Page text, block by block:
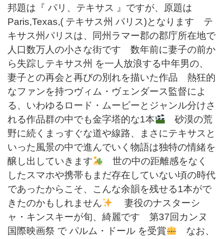
邦題は『 パリ、テキサス 』ですが、原題は
Paris,Texas,( テキサス州 パリス)となります テ
キサス州パリスは、同州ラマー郡の郡庁所在地で
人口数万人の小さな街です 数年前に妻子の前か
ら失踪しテキサス州 を一人放浪する中年男の、
妻子との再会と再びの別れを描いた作品 熱狂的
なファンを持つヴィム・ヴェンダース監督によ
る、いわゆるロード・ムービーとジャンル分けさ
れる作品群の中でも金字塔的な1本
砂漠の荒
野に続くまっすぐな道や線路、まさにテキサスと
いった風景の中で進んでいく物語は独特の情緒を
醸し出していきます
世の中の距離感をなく
したスマホや携帯もまだ存在していない頃の時代
であったからこそ、こんな余韻を残せる1本がで
きたのかもしれません
妻役のナスターシ
ャ・キンスキーが旬、綺麗です 第37回カンヌ
国際映画祭 で パルム・ドール を受賞
なお、